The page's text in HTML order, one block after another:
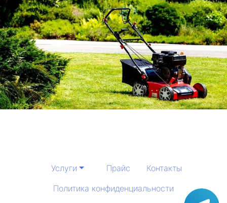
Услуги Прайс
Контакты
Политика конфиденциальности